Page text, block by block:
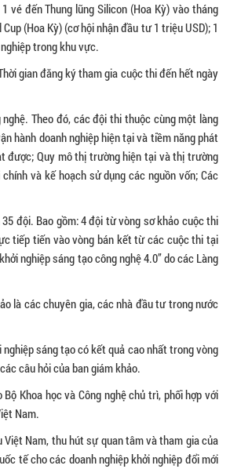
vé đến Thung lũng Silicon (Hoa Kỳ) vào tháng
(Hoa Kỳ) (cơ hội nhận đầu tư 1 triệu USD); 1
trong khu vực.
gian đăng ký tham gia cuộc thi đến hết ngày
Theo đó, các đội thi thuộc cùng một làng
hành doanh nghiệp hiện tại và tiềm năng phát
được; Quy mô thị trường hiện tại và thị trường
và kế hoạch sử dụng các nguồn vốn; Các
đội. Bao gồm: 4 đội từ vòng sơ khảo cuộc thi
tiếp tiến vào vòng bán kết từ các cuộc thi tại
nghiệp sáng tạo công nghệ 4.0” do các Làng
là các chuyên gia, các nhà đầu tư trong nước
sáng tạo có kết quả cao nhất trong vòng
câu hỏi của ban giám khảo.
Khoa học và Công nghệ chủ trì, phối hợp với
Nam.
Việt Nam, thu hút sự quan tâm và tham gia của
tế cho các doanh nghiệp khởi nghiệp đổi mới